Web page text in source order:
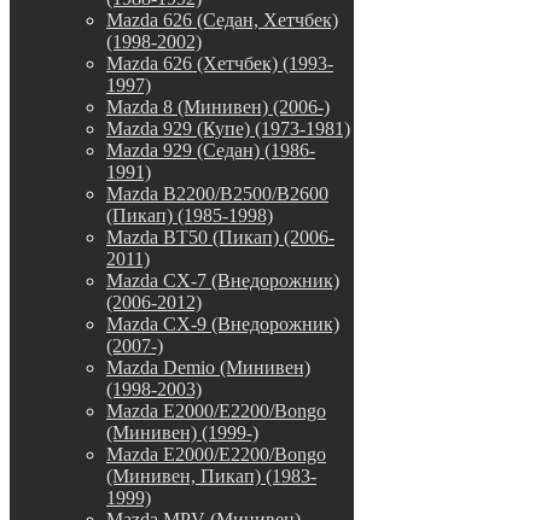
Mazda 626 (Седан, Хетчбек)
(1998-2002)
Mazda 626 (Хетчбек) (1993-
1997)
Mazda 8 (Минивен) (2006-)
Mazda 929 (Купе) (1973-1981)
Mazda 929 (Седан) (1986-
1991)
Mazda B2200/B2500/B2600
(Пикап) (1985-1998)
Mazda BT50 (Пикап) (2006-
2011)
Mazda CX-7 (Внедорожник)
(2006-2012)
Mazda CX-9 (Внедорожник)
(2007-)
Mazda Demio (Минивен)
(1998-2003)
Mazda E2000/E2200/Bongo
(Минивен) (1999-)
Mazda E2000/E2200/Bongo
(Минивен, Пикап) (1983-
1999)